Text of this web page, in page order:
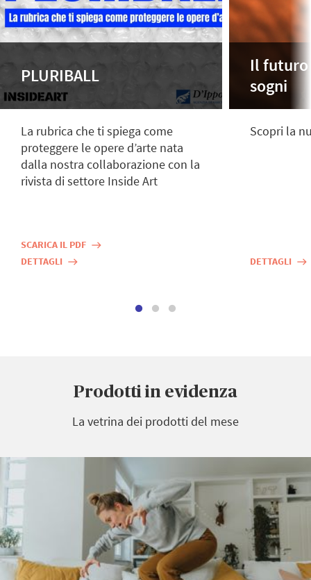
PLURIBALL
La rubrica che ti spiega come
proteggere le opere d’arte nata
dalla nostra collaborazione con la
rivista di settore Inside Art
SCARICA IL PDF east
DETTAGLI east
Il
sogni
Scopri la
DETTAGLI east
Prodotti in evidenza
La vetrina dei prodotti del mese